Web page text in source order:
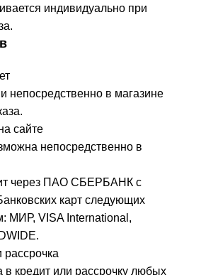
индивидуально при
непосредственно в магазине
сайте
непосредственно в
через ПАО СБЕРБАНК с
карт следующих
МИР, VISA International,
рассрочка
в кредит или рассрочку любых